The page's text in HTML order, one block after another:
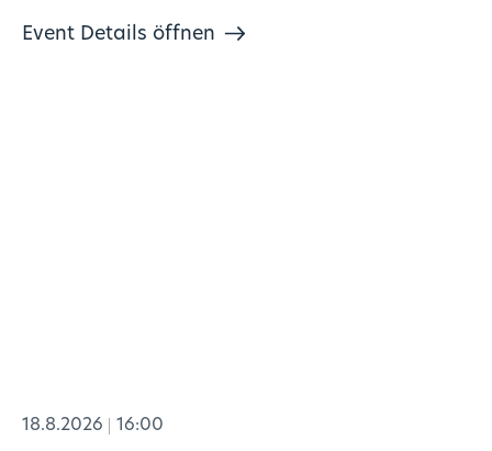
Event Details öffnen
18.8.2026 16:00